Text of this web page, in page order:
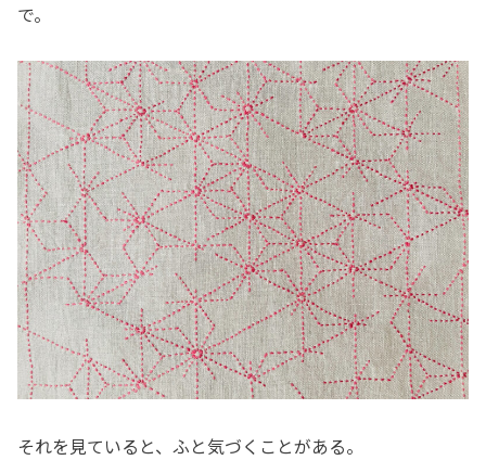
で。
それを見ていると、ふと気づくことがある。